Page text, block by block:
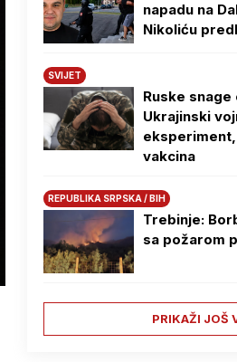
napadu na
Nikoliću
SVIJET
Ruske
Ukrajinski
vakcina
REPUBLIKA SRPSKA / BIH
Trebinje:
sa požarom
PRIKAŽI JOŠ